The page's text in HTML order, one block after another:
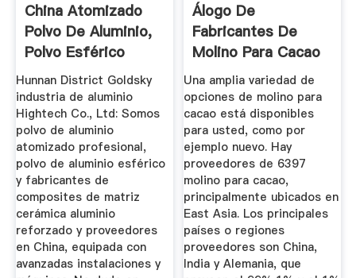
China Atomizado
Polvo De Aluminio,
Polvo Esférico
Almunium ...
Hunnan District Goldsky
industria de aluminio
Hightech Co., Ltd: Somos
polvo de aluminio
atomizado profesional,
polvo de aluminio esférico
y fabricantes de
composites de matriz
cerámica aluminio
reforzado y proveedores
en China, equipada con
avanzadas instalaciones y
Álogo De
Fabricantes De
Molino Para Cacao
De Alta ...
Una amplia variedad de
opciones de molino para
cacao está disponibles
para usted, como por
ejemplo nuevo. Hay
proveedores de 6397
molino para cacao,
principalmente ubicados en
East Asia. Los principales
países o regiones
proveedores son China,
India y Alemania, que